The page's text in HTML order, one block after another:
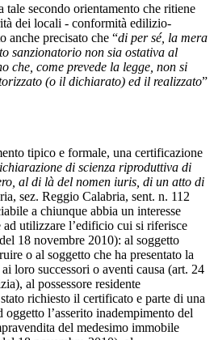
tale secondo orientamento che ritiene
dei locali - conformità edilizio-
anche precisato che “di per sé, la mera
sanzionatorio non sia ostativa al
che, come prevede la legge, non si
(o il dichiarato) ed il realizzato”
tipico e formale, una certificazione
di scienza riproduttiva di
al di là del nomen iuris, di un atto di
sez. Reggio Calabria, sent. n. 112
a chiunque abbia un interesse
utilizzare l’edificio cui si riferisce
18 novembre 2010): al soggetto
o al soggetto che ha presentato la
loro successori o aventi causa (art. 24
al possessore residente
richiesto il certificato e parte di una
l’asserito inadempimento del
del medesimo immobile